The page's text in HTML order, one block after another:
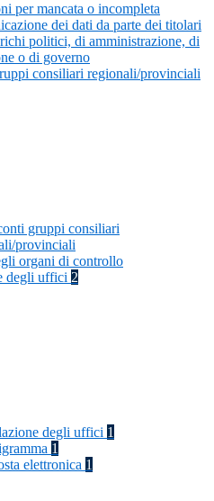
per mancata o incompleta
dei dati da parte dei titolari
politici, di amministrazione, di
o di governo
consiliari regionali/provinciali
gruppi consiliari
provinciali
organi di controllo
degli uffici 2
degli uffici 1
1
elettronica 1